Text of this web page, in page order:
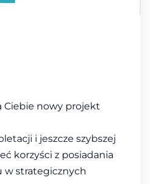
Ciebie nowy projekt
i jeszcze szybszej
korzyści z posiadania
w strategicznych